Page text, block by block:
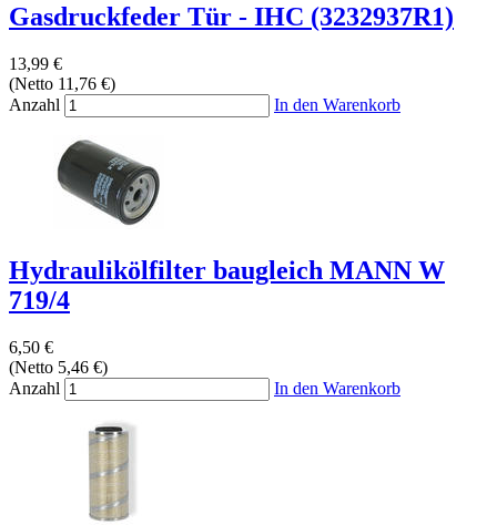
Gasdruckfeder Tür - IHC (3232937R1)
13,99 €
(Netto 11,76 €)
Anzahl
In den Warenkorb
Hydraulikölfilter baugleich MANN W
719/4
6,50 €
(Netto 5,46 €)
Anzahl
In den Warenkorb